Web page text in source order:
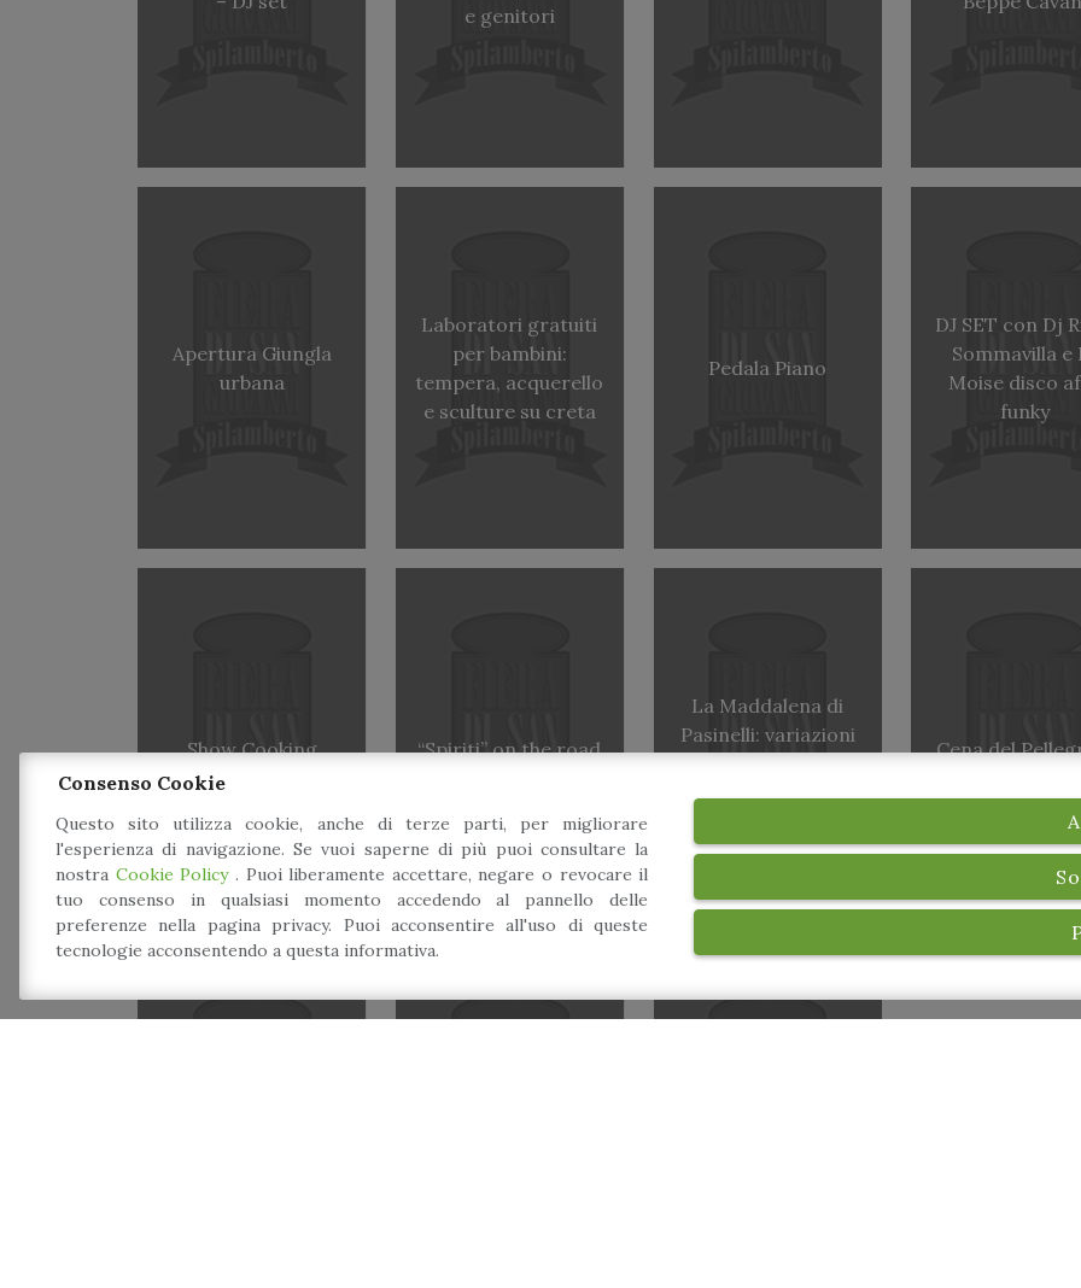
e genitori
Apertura Giungla
urbana
Laboratori gratuiti
per bambini:
tempera, acquerello
e sculture su creta
Pedala Piano
DJ SET con Dj
Sommavilla e
Moise disco
funky
Show Cooking “Spiriti” on the road
La Maddalena di
Pasinelli: variazioni
sul tema della
Bellezza
Cena del
Consenso Cookie
Questo sito utilizza cookie, anche di terze parti, per migliorare
l'esperienza di navigazione. Se vuoi saperne di più puoi consultare la
nostra Cookie Policy . Puoi liberamente accettare, negare o revocare il
tuo consenso in qualsiasi momento accedendo al pannello delle
preferenze nella pagina privacy. Puoi acconsentire all'uso di queste
tecnologie acconsentendo a questa informativa.